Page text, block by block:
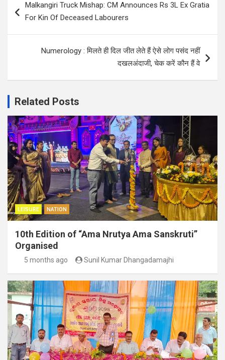
navigation
Malkangiri Truck Mishap: CM Announces Rs 3L Ex Gratia
For Kin Of Deceased Labourers
Numerology : मिलते ही दिल जीत लेते हैं ऐसे लोग पसंद नहीं
दखलअंदाजी, चेक करें कौन हैं वे
Related Posts
LEISURE NATION
10th Edition of “Ama Nrutya Ama Sanskruti”
Organised
5 months ago Sunil Kumar Dhangadamajhi